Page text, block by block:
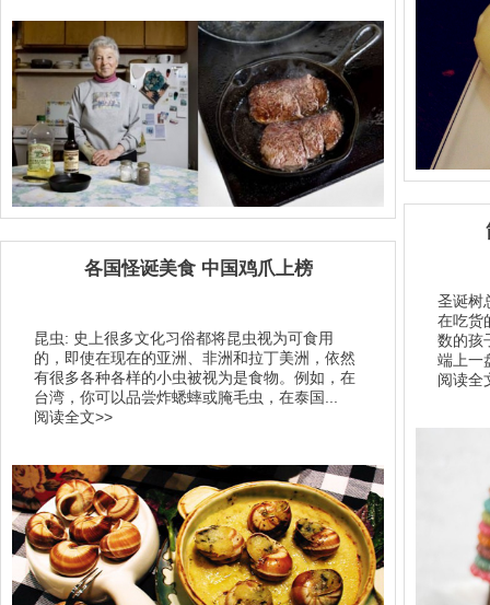
圣诞树
在吃货
数的孩
端上一
阅读全
各国怪诞美食 中国鸡爪上榜
昆虫: 史上很多文化习俗都将昆虫视为可食用
的，即使在现在的亚洲、非洲和拉丁美洲，依然
有很多各种各样的小虫被视为是食物。例如，在
台湾，你可以品尝炸蟋蟀或腌毛虫，在泰国...
阅读全文>>